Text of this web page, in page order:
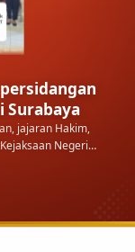
Surabaya
jajaran Hakim,
Negeri